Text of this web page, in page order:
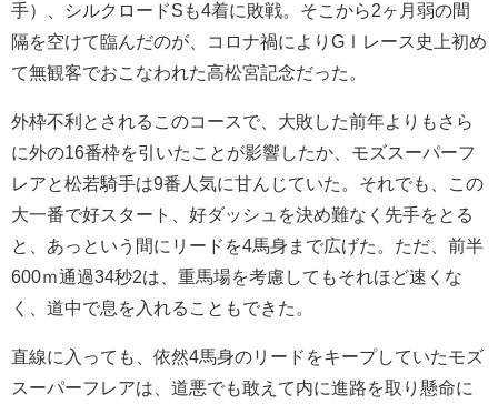
手）、シルクロードSも4着に敗戦。そこから2ヶ月弱の間
隔を空けて臨んだのが、コロナ禍によりGⅠレース史上初め
て無観客でおこなわれた高松宮記念だった。
外枠不利とされるこのコースで、大敗した前年よりもさら
に外の16番枠を引いたことが影響したか、モズスーパーフ
レアと松若騎手は9番人気に甘んじていた。それでも、この
大一番で好スタート、好ダッシュを決め難なく先手をとる
と、あっという間にリードを4馬身まで広げた。ただ、前半
600ｍ通過34秒2は、重馬場を考慮してもそれほど速くな
く、道中で息を入れることもできた。
直線に入っても、依然4馬身のリードをキープしていたモズ
スーパーフレアは、道悪でも敢えて内に進路を取り懸命に